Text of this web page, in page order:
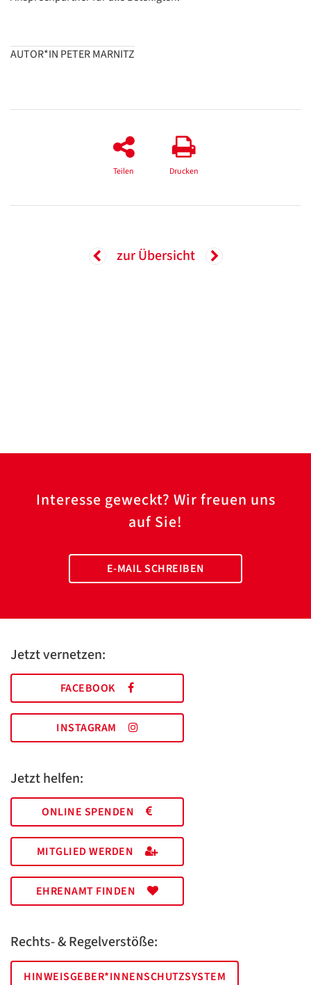
AUTOR*IN PETER MARNITZ
Teilen Drucken
zur Übersicht
Interesse geweckt? Wir freuen uns
auf Sie!
E-MAIL SCHREIBEN
Jetzt vernetzen:
FACEBOOK
INSTAGRAM
Jetzt helfen:
ONLINE SPENDEN
MITGLIED WERDEN
EHRENAMT FINDEN
Rechts- & Regelverstöße:
HINWEISGEBER*INNENSCHUTZSYSTEM